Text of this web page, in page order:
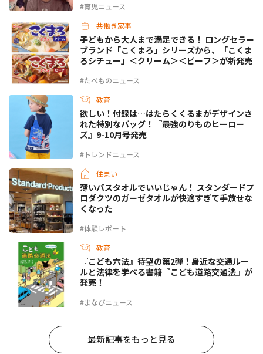
#育児ニュース
共働き家事
#たべものニュース
子どもから大人まで満足できる！ ロングセラー
ブランド「こくまろ」シリーズから、「こくま
ろシチュー」＜クリーム＞＜ビーフ＞が新発売
教育
#トレンドニュース
欲しい！付録は…はたらくくるまがデザインさ
れた特別なバッグ！『最強のりものヒーロー
ズ』9-10月号発売
住まい
#体験レポート
薄いバスタオルでいいじゃん！ スタンダードプ
ロダクツのガーゼタオルが快適すぎて手放せな
くなった
教育
#まなびニュース
『こども六法』待望の第2弾！身近な交通ルー
ルと法律を学べる書籍『こども道路交通法』が
発売！
最新記事をもっと見る